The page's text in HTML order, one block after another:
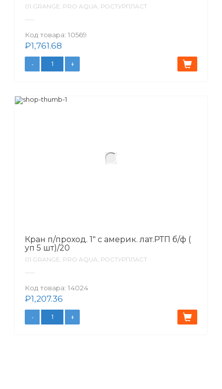
01.GRANGE, PRO AQUA, РОСТУРПЛАСТ
Код товара: 10569
₽1,761.68
Кран п/проход. 1″ с америк. лат.РТП б/ф (
уп 5 шт)/20
01.GRANGE, PRO AQUA, РОСТУРПЛАСТ
Код товара: 14024
₽1,207.36